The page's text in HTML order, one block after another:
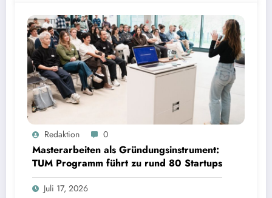
Masterarbeiten als Gründungsinstrument: TUM Programm führt zu rund 80 Startups | Bild:
TUM
Redaktion 0
Masterarbeiten als Gründungsinstrument:
TUM Programm führt zu rund 80 Startups
Juli 17, 2026